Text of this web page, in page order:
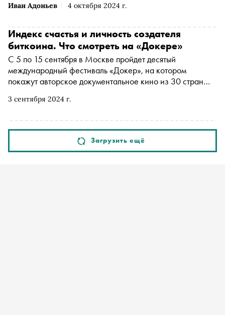
Иван Адоньев 4 октября 2024 г.
3 сентября 2024 г.
Индекс счастья и личность создателя
биткоина. Что смотреть на «Докере»
С 5 по 15 сентября в Москве пройдет десятый
международный фестиваль «Докер», на котором
покажут авторское документальное кино из 30 стран
России впервые. В программе — Основной конкурс
«Док Терапия» (психология и неигровое кино), Doker
Space kids (кино для детей), Let IT dok! (фильмы о влиянии
Загрузить ещё